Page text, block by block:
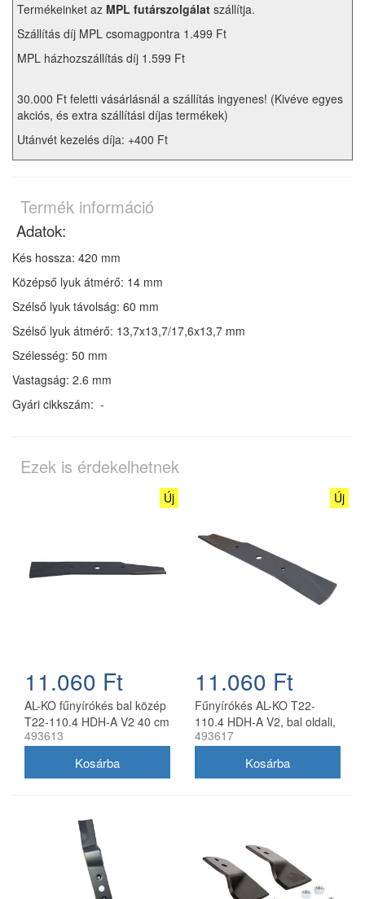
Termékeinket az MPL futárszolgálat szállítja.
Szállítás díj MPL csomagpontra 1.499 Ft
MPL házhozszállítás díj 1.599 Ft
30.000 Ft feletti vásárlásnál a szállítás ingyenes! (Kivéve egyes
akciós, és extra szállítási díjas termékek)
Utánvét kezelés díja: +400 Ft
Termék információ
Adatok:
Kés hossza: 420 mm
Középső lyuk átmérő: 14 mm
Szélső lyuk távolság: 60 mm
Szélső lyuk átmérő: 13,7x13,7/17,6x13,7 mm
Szélesség: 50 mm
Vastagság: 2.6 mm
Gyári cikkszám: -
Ezek is érdekelhetnek
Új
11.060 Ft
AL-KO fűnyírókés bal közép
T22-110.4 HDH-A V2 40 cm
493613
Új
11.060 Ft
Fűnyírókés AL-KO T22-
110.4 HDH-A V2, bal oldali,
40 cm
493617